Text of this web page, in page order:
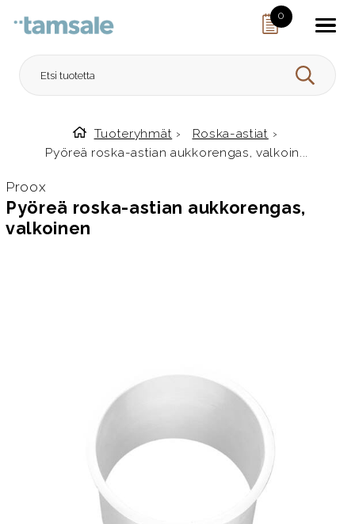
0
HAE
Etusivulle
Tuoteryhmät › Roska-astiat ›
Pyöreä roska-astian aukkorengas, valkoin...
Proox
Pyöreä roska-astian aukkorengas,
valkoinen